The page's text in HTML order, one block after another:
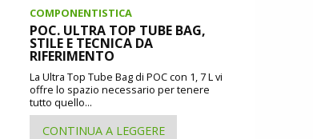
COMPONENTISTICA
POC. ULTRA TOP TUBE BAG,
STILE E TECNICA DA
RIFERIMENTO
La Ultra Top Tube Bag di POC con 1, 7 L vi
offre lo spazio necessario per tenere
tutto quello...
CONTINUA A LEGGERE